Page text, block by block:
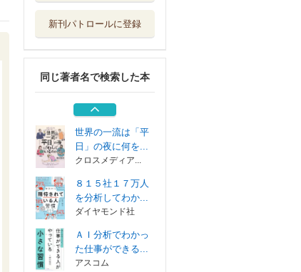
新刊パトロールに登録
同じ著者名で検索した本
一流のマネジャー
日経ＢＰ
ＡＩ分析でわかっ
たトップ５％社...
ディスカヴァー...
世界の一流は「平
日」の夜に何を...
クロスメディア...
８１５社１７万人
を分析してわか...
ダイヤモンド社
ＡＩ分析でわかっ
た仕事ができる...
アスコム